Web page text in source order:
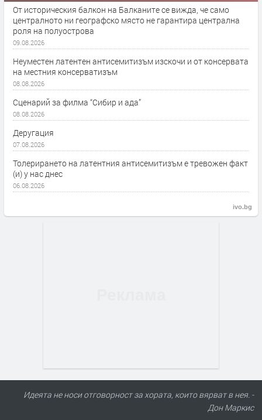
От историческия балкон на Балканите се вижда, че само
централното ни географско място не гарантира централна
роля на полуострова
09.08.2026
Неуместен латентен антисемитизъм изскочи и от консервата
на местния консерватизъм
08.08.2026
Сценарий за филма “Сибир и ада”
08.08.2026
Деругация
07.08.2026
Толерирането на латентния антисемитизъм е тревожен факт
(и) у нас днес
06.08.2026
ivo.bg
Идеята не носи отговорност за хората, които вярват в нея. -
Дон Маркис